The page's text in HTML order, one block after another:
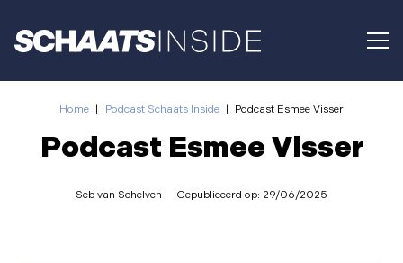
Home | Podcast Schaats Inside | Podcast Esmee Visser
Podcast Esmee Visser
Seb van Schelven Gepubliceerd op: 29/06/2025